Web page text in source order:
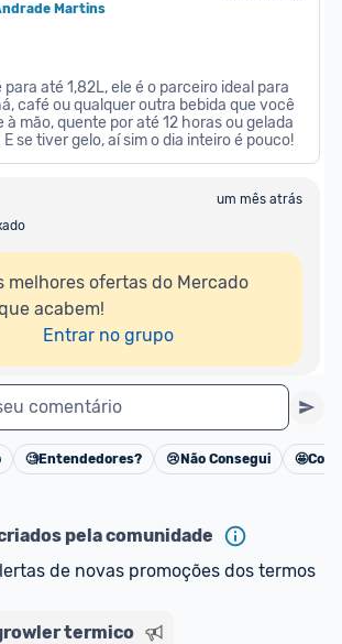
marketplace, nós indicamos no
que fica logo abaixo do título da
você pode ser redirecionado(a)
de diferentes vendedores (dinâmica
Por isso, fique atento e sempre
do qual você está
é o mesmo indicado na
, ou de um vendedor
Platinum.
sempre pode contar ajuda da
tirar dúvidas ou acionar os
marcando @admin em um
Martins
café ou qualquer outra bebida que você
à mão, quente por até 12 horas ou gelada
se tiver gelo, aí sim o dia inteiro é pouco!
um mês atrás
melhores ofertas do Mercado
acabem!
Entrar no grupo
comentário
Cancelar
🧐Entendedores? 😢 Não Consegui 🤩
pela comunidade
de novas promoções dos termos
termico